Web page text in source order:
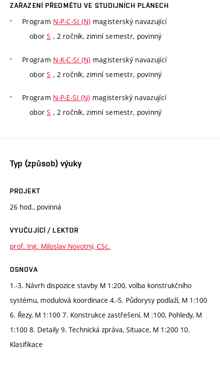
ZAŘAZENÍ PŘEDMĚTU VE STUDIJNÍCH PLÁNECH
Program N-P-C-SI (N) magisterský navazující
oborS , 2 ročník, zimní semestr, povinný
Program N-K-C-SI (N) magisterský navazující
oborS , 2 ročník, zimní semestr, povinný
Program N-P-E-SI (N) magisterský navazující
oborS , 2 ročník, zimní semestr, povinný
Typ (způsob) výuky
PROJEKT
26 hod., povinná
VYUČUJÍCÍ / LEKTOR
prof. Ing. Miloslav Novotný, CSc.
OSNOVA
1.-3. Návrh dispozice stavby M 1:200, volba konstrukčního
systému, modulová koordinace 4.-5. Půdorysy podlaží, M 1:100
6. Řezy, M 1:100 7. Konstrukce zastřešení, M :100, Pohledy, M
1:100 8. Detaily 9. Technická zpráva, Situace, M 1:200 10.
Klasifikace